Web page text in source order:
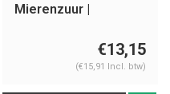
Mierenzuur |
€13,15
(€15,91 Incl. btw)